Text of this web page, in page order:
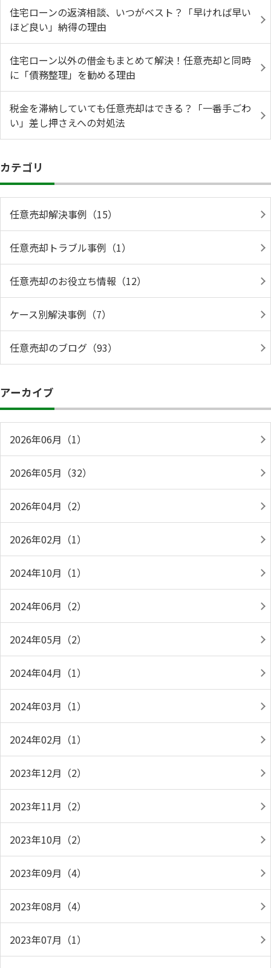
住宅ローンの返済相談、いつがベスト？「早ければ早い
ほど良い」納得の理由
住宅ローン以外の借金もまとめて解決！任意売却と同時
に「債務整理」を勧める理由
税金を滞納していても任意売却はできる？「一番手ごわ
い」差し押さえへの対処法
カテゴリ
任意売却解決事例（15）
任意売却トラブル事例（1）
任意売却のお役立ち情報（12）
ケース別解決事例（7）
任意売却のブログ（93）
アーカイブ
2026年06月（1）
2026年05月（32）
2026年04月（2）
2026年02月（1）
2024年10月（1）
2024年06月（2）
2024年05月（2）
2024年04月（1）
2024年03月（1）
2024年02月（1）
2023年12月（2）
2023年11月（2）
2023年10月（2）
2023年09月（4）
2023年08月（4）
2023年07月（1）